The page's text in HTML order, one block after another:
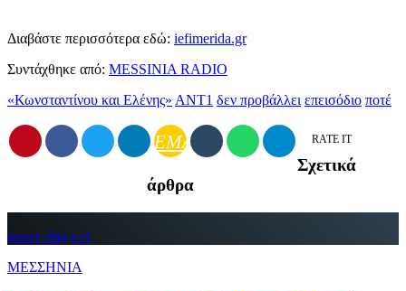
Διαβάστε περισσότερα εδώ: iefimerida.gr
Συντάχθηκε από: MESSINIA RADIO
«Κωνσταντίνου και Ελένης» ΑΝΤ1 δεν προβάλλει επεισόδιο ποτέ
EMAIL RATE IT
Σχετικά
άρθρα
insert_link
1
ΜΕΣΣΗΝΙΑ